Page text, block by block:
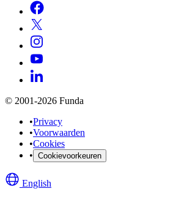
© 2001-2026 Funda
•Privacy
•Voorwaarden
•Cookies
• Cookievoorkeuren
English